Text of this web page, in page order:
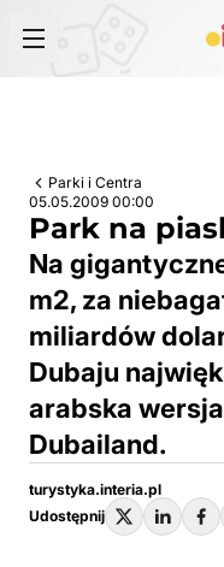
Parki i Centra
05.05.2009 00:00
Park na
Na
m2, za
miliardów
Dubaju
arabska
Dubailand.
turystyka.interia.pl
Udostępnij